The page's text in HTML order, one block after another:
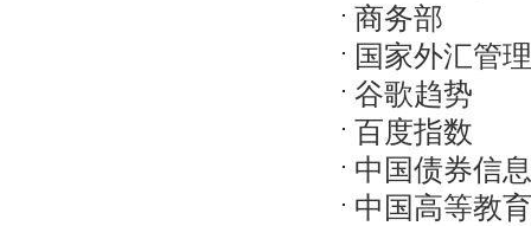
商务部
国家外汇管
谷歌趋势
百度指数
中国债券信
中国高等教